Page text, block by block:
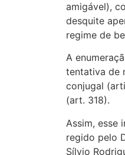
amigável),
desquite
regime de
A
tentativa de
conjugal
(art. 318).
Assim, esse
regido pelo
Sílvio